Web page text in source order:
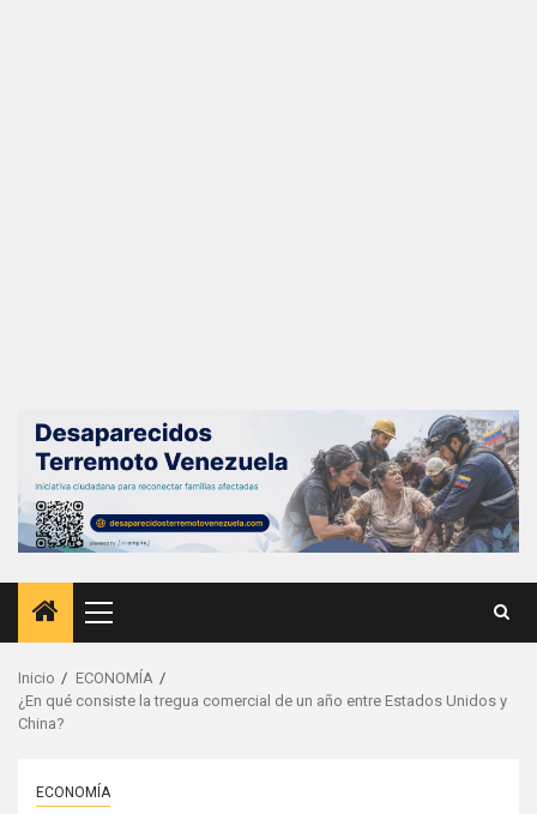
Menú
principal
Inicio
ECONOMÍA
¿En qué consiste la tregua comercial de un año entre Estados Unidos y
China?
ECONOMÍA